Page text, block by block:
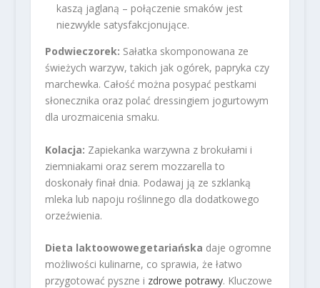
kaszą jaglaną – połączenie smaków jest
niezwykle satysfakcjonujące.
Podwieczorek: Sałatka skomponowana ze
świeżych warzyw, takich jak ogórek, papryka czy
marchewka. Całość można posypać pestkami
słonecznika oraz polać dressingiem jogurtowym
dla urozmaicenia smaku.
Kolacja: Zapiekanka warzywna z brokułami i
ziemniakami oraz serem mozzarella to
doskonały finał dnia. Podawaj ją ze szklanką
mleka lub napoju roślinnego dla dodatkowego
orzeźwienia.
Dieta laktoowowegetariańska daje ogromne
możliwości kulinarne, co sprawia, że łatwo
przygotować pyszne i zdrowe potrawy. Kluczowe